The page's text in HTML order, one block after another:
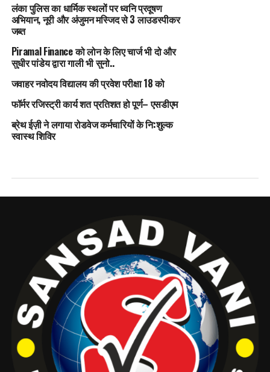
लंका पुलिस का धार्मिक स्थलों पर ध्वनि प्रदूषण
अभियान, नूरी और अंजुमन मस्जिद से 3 लाउडस्पीकर
जब्त
Piramal Finance को लोन के लिए चार्ज भी दो और
सुधीर पांडेय द्वारा गाली भी सुनो..
जवाहर नवोदय विद्यालय की प्रवेश परीक्षा 18 को
फॉर्मर रजिस्ट्री कार्य शत प्रतिशत हो पूर्ण– एसडीएम
ब्रेथ ईज़ी ने लगाया रोडवेज कर्मचारियों के नि:शुल्क
स्वास्थ शिविर